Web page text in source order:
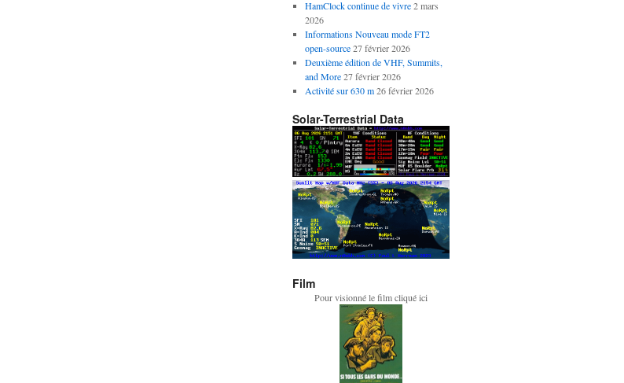
HamClock continue de vivre 2 mars
2026
Informations Nouveau mode FT2
open-source 27 février 2026
Deuxième édition de VHF, Summits,
and More 27 février 2026
Activité sur 630 m 26 février 2026
Solar-Terrestrial Data
Film
Pour visionné le film cliqué ici